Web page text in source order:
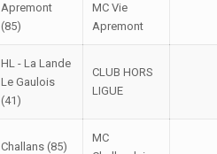
Apremont
(85)
MC Vie
Apremont
HL - La Lande
Le Gaulois
(41)
CLUB HORS
LIGUE
Challans (85)
MC